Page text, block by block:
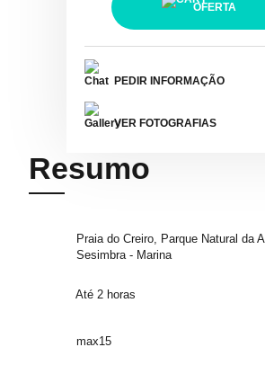
OFERTA
PEDIR INFORMAÇÃO
VER FOTOGRAFIAS
Resumo
Praia do Creiro, Parque Natural da
Sesimbra - Marina
Até 2 horas
max15